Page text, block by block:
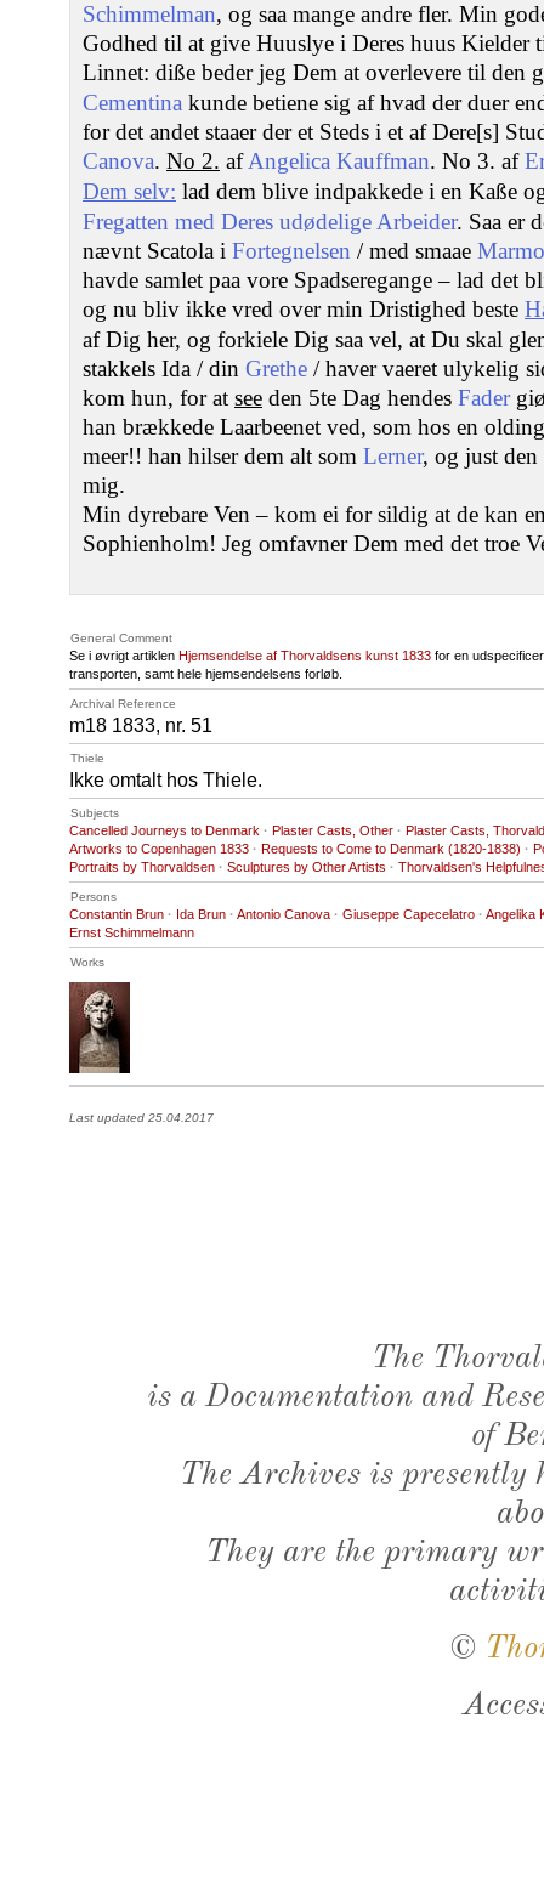
Schimmelman, og saa mange andre fler. Min
Godhed til at give Huuslye i Deres huus Kielder
Linnet: diße beder jeg Dem at overlevere til den
Cementina kunde betiene sig af hvad der duer
for det andet staaer der et Steds i et af Dere[s]
Canova. No 2. afAngelica Kauffman. No 3. af
Dem selv: lad dem blive indpakkede i en Kaße
Fregatten med Deres udødelige Arbeider. Saa er
nævnt Scatola i Fortegnelsen / med smaae
havde samlet paa vore Spadseregange – lad det
og nu bliv ikke vred over min Dristighed beste
af Dig her, og forkiele Dig saa vel, at Du skal
stakkels Ida / din Grethe / haver vaeret ulykelig
kom hun, for at see den 5te Dag hendes Fader
han brækkede Laarbeenet ved, som hos en
meer!! han hilser dem alt som Lerner, og just
mig.
Min dyrebare Ven – kom ei for sildig at de kan
Sophienholm! Jeg omfavner Dem med det troe
General Comment
Se i øvrigt artiklen Hjemsendelse af Thorvaldsens kunst 1833 for en
transporten, samt hele hjemsendelsens forløb.​
Archival Reference
m18 1833, nr. 51
Thiele
Ikke omtalt hos Thiele.
Subjects
Cancelled Journeys to Denmark · Plaster Casts, Other · Plaster Casts,
Artworks to Copenhagen 1833 · Requests to Come to Denmark (1820-1838) ·
Portraits by Thorvaldsen · Sculptures by Other Artists · Thorvaldsen's
Persons
Constantin Brun · Ida Brun · Antonio Canova · Giuseppe Capecelatro · Angelika
Ernst Schimmelmann
Works
Last updated 25.04.2017
The
is a Documentation and
of
The Archives is presently
They are the primary
©